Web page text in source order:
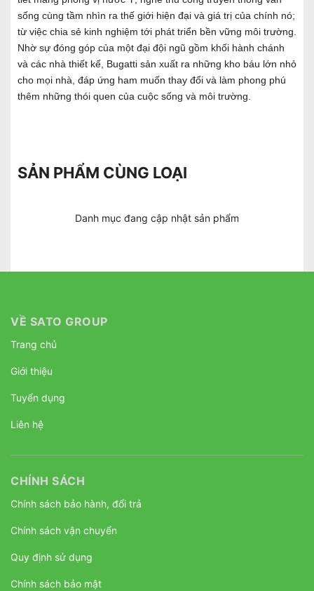
sống cùng tầm nhìn ra thế giới hiện đại và giá trị của chính nó;
từ việc chia sẻ kinh nghiệm tới phát triển bền vững môi trường.
Nhờ sự đóng góp của một đại đội ngũ gồm khối hành chánh
và các nhà thiết kế, Bugatti sản xuất ra những kho báu lớn nhỏ
cho mọi nhà, đáp ứng ham muốn thay đổi và làm phong phú
thêm những thói quen của cuộc sống và môi trường.
SẢN PHẨM CÙNG LOẠI
Danh mục đang cập nhật sản phẩm
VỀ SATO GROUP
Trang chủ
Giới thiệu
Tuyển dụng
Liên hệ
CHÍNH SÁCH
Chính sách bảo hành, đổi trả
Chính sách vận chuyển
Quy định sử dụng
Chính sách bảo mật